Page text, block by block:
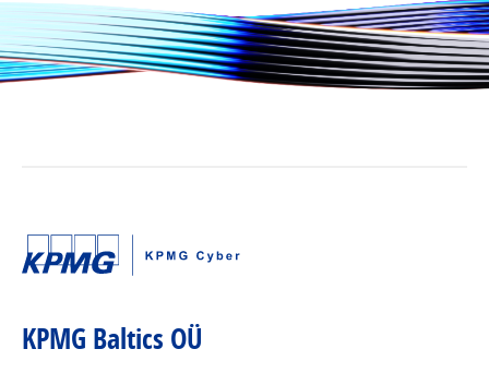
KPMG Baltics OÜ